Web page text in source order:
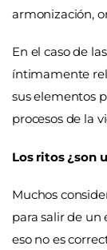
armonización,
En el caso de
íntimamente
sus elementos
procesos de la
Los ritos ¿son
Muchos
para salir de un
eso no es